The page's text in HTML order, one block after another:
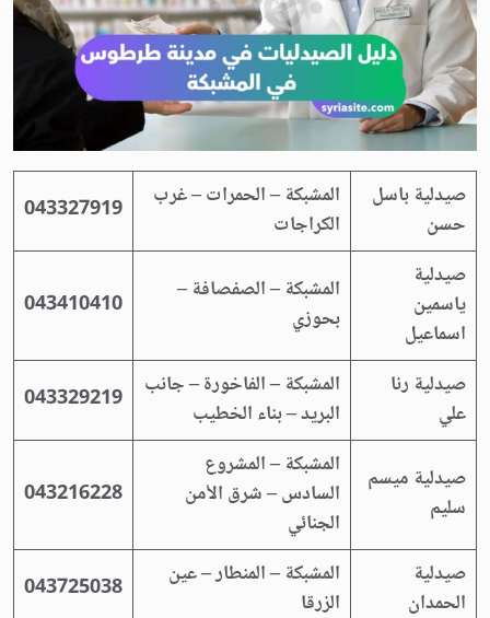
صيدلية باسل
حسن
المشبكة – الحمرات – غرب
الكراجات
043327919
صيدلية
ياسمين
اسماعيل
المشبكة – الصفصافة –
بحوزي
043410410
صيدلية رنا
علي
المشبكة – الفاخورة – جانب
البريد – بناء الخطيب
043329219
صيدلية ميسم
سليم
المشبكة – المشروع
السادس – شرق الأمن
الجنائي
043216228
صيدلية
الحمدان
المشبكة – المنطار – عين
الزرقا
043725038